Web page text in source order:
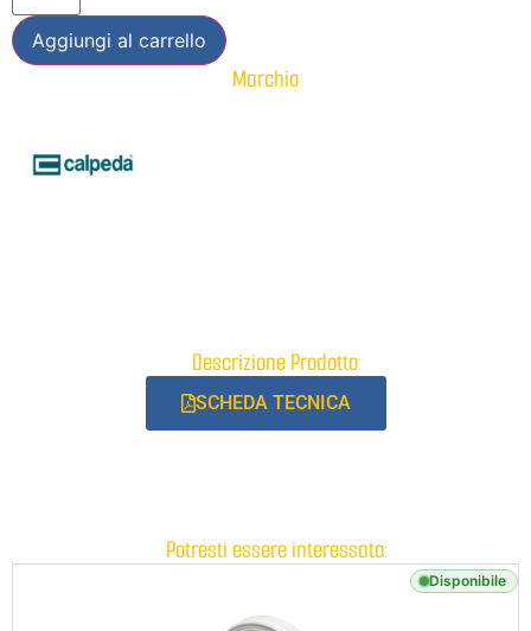
Aggiungi al carrello
Marchio
Descrizione Prodotto:
SCHEDA TECNICA
Potresti essere interessato:
Disponibile